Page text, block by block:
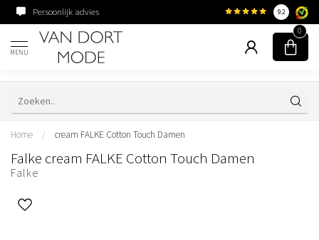
Persoonlijk advies Familiebedrijf sinds
9.2
MENU
0
Home / cream FALKE Cotton Touch Damen
Falke cream FALKE Cotton Touch Damen
Falke